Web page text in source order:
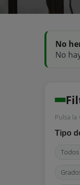
No
No
Pulsa
Tipo